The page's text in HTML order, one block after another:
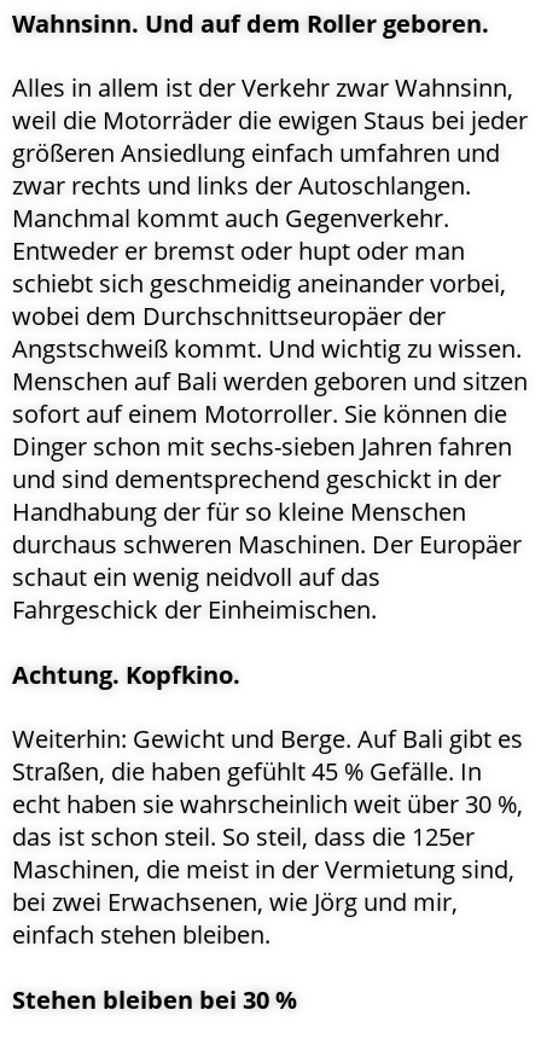
Wahnsinn. Und auf dem Roller geboren.
Alles in allem ist der Verkehr zwar Wahnsinn,
weil die Motorräder die ewigen Staus bei jeder
größeren Ansiedlung einfach umfahren und
zwar rechts und links der Autoschlangen.
Manchmal kommt auch Gegenverkehr.
Entweder er bremst oder hupt oder man
schiebt sich geschmeidig aneinander vorbei,
wobei dem Durchschnittseuropäer der
Angstschweiß kommt. Und wichtig zu wissen.
Menschen auf Bali werden geboren und sitzen
sofort auf einem Motorroller. Sie können die
Dinger schon mit sechs-sieben Jahren fahren
und sind dementsprechend geschickt in der
Handhabung der für so kleine Menschen
durchaus schweren Maschinen. Der Europäer
schaut ein wenig neidvoll auf das
Fahrgeschick der Einheimischen.
Achtung. Kopfkino.
Weiterhin: Gewicht und Berge. Auf Bali gibt es
Straßen, die haben gefühlt 45 % Gefälle. In
echt haben sie wahrscheinlich weit über 30 %,
das ist schon steil. So steil, dass die 125er
Maschinen, die meist in der Vermietung sind,
bei zwei Erwachsenen, wie Jörg und mir,
einfach stehen bleiben.
Stehen bleiben bei 30 %